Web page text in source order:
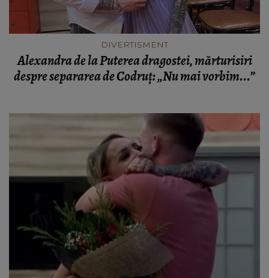
DIVERTISMENT
Alexandra de la Puterea dragostei, mărturisiri
despre separarea de Codruț: „Nu mai vorbim...”